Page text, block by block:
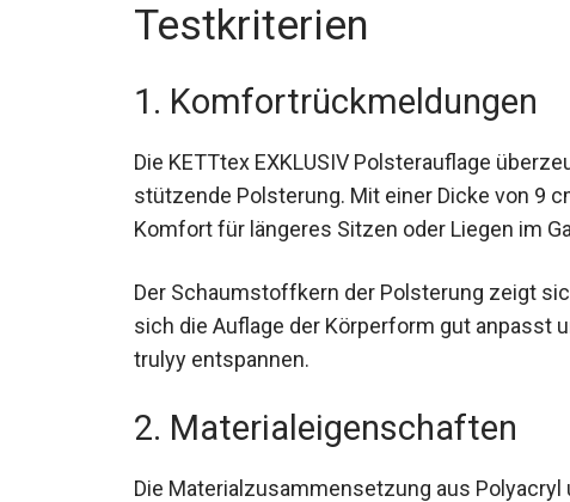
Testkriterien
1. Komfortrückmeldungen
Die KETTtex EXKLUSIV Polsterauflage
stützende Polsterung. Mit einer Dicke von 9
Komfort für längeres Sitzen oder Liegen im
Der Schaumstoffkern der Polsterung zeigt
sich die Auflage der Körperform gut anpasst
trulyy entspannen.
2. Materialeigenschaften
Die Materialzusammensetzung aus Polyacryl